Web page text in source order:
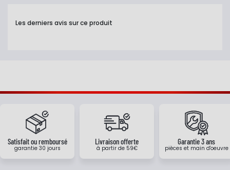
Les derniers avis sur ce produit
Satisfait ou remboursé
garantie 30 jours
Livraison offerte
à partir de 59€
Garantie 3 ans
pièces et main d'oeuvre